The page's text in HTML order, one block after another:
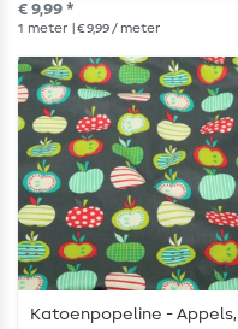
€ 9,99 *
1 meter | € 9,99 / meter
Katoenpopeline - Appels,